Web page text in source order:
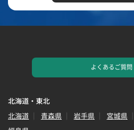
よくあるご質問
北海道・東北
北海道
青森県 岩手県 宮城県